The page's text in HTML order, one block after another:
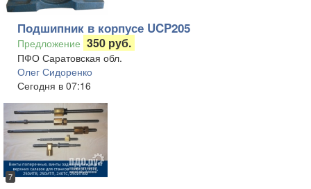
Подшипник в корпусе UCP205
Предложение 350 руб.
ПФО Саратовская обл.
Олег Сидоренко
Сегодня в 07:16
7